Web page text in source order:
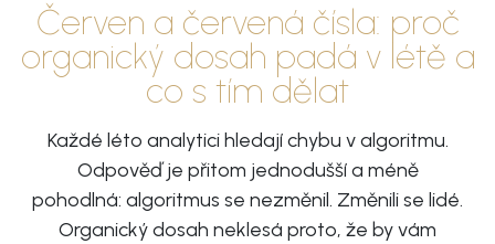
Červen a červená čísla: proč
organický dosah padá v létě a
co s tím dělat
Každé léto analytici hledají chybu v algoritmu.
Odpověď je přitom jednodušší a méně
pohodlná: algoritmus se nezměnil. Změnili se lidé.
Organický dosah neklesá proto, že by vám